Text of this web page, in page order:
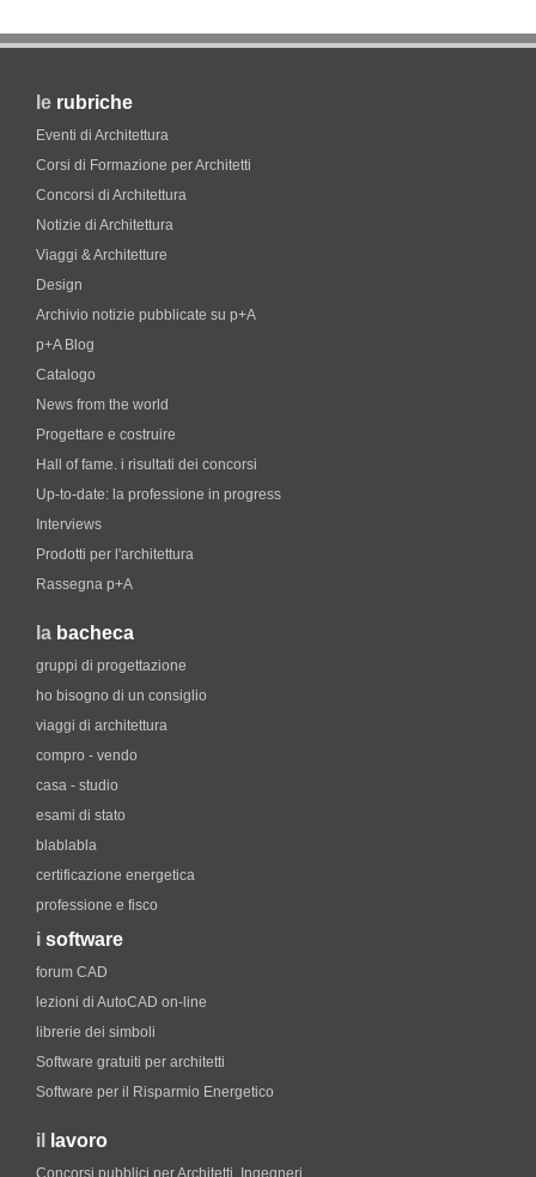
le rubriche
Eventi di Architettura
Corsi di Formazione per Architetti
Concorsi di Architettura
Notizie di Architettura
Viaggi & Architetture
Design
Archivio notizie pubblicate su p+A
p+A Blog
Catalogo
News from the world
Progettare e costruire
Hall of fame. i risultati dei concorsi
Up-to-date: la professione in progress
Interviews
Prodotti per l'architettura
Rassegna p+A
la bacheca
gruppi di progettazione
ho bisogno di un consiglio
viaggi di architettura
compro - vendo
casa - studio
esami di stato
blablabla
certificazione energetica
professione e fisco
i software
forum CAD
lezioni di AutoCAD on-line
librerie dei simboli
Software gratuiti per architetti
Software per il Risparmio Energetico
il lavoro
Concorsi pubblici per Architetti, Ingegneri